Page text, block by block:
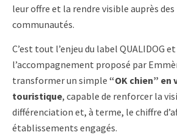
leur offre et la rendre visible auprès des
communautés.
C’est tout l’enjeu du label QUALIDOG et
l’accompagnement proposé par
transformer un simple “OK chien”
touristique, capable de renforcer la
différenciation et, à terme, le chiffre
établissements engagés.